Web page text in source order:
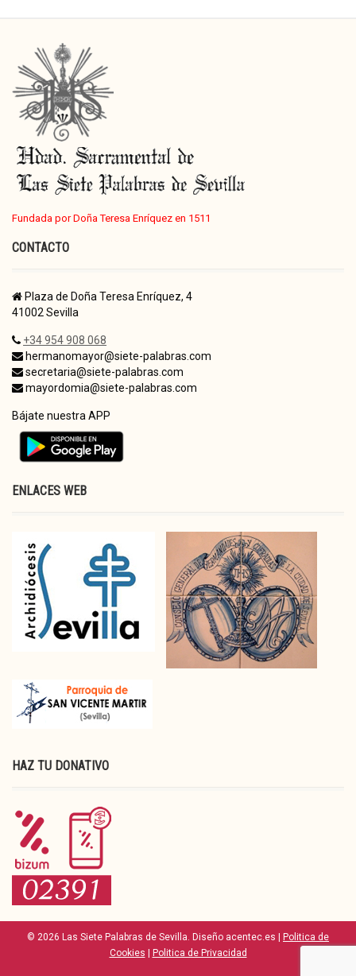
Fundada por Doña Teresa Enríquez en 1511
CONTACTO
Plaza de Doña Teresa Enríquez, 4
41002 Sevilla
+34 954 908 068
hermanomayor@siete-palabras.com
secretaria@siete-palabras.com
mayordomia@siete-palabras.com
Bájate nuestra APP
ENLACES WEB
HAZ TU DONATIVO
© 2026 Las Siete Palabras de Sevilla. Diseño acentec.es | Politica de
Cookies | Politica de Privacidad